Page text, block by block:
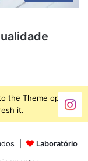
the Theme options
it.
|
Laboratório